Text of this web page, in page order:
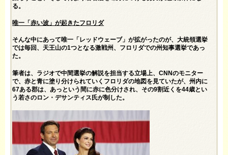
る。
唯一「赤い波」が起きたフロリダ
そんな中にあって唯一「レッドウェーブ」が拡がったのが、大統領選挙
では毎回、天王山の1つとなる激戦州、フロリダでの州知事選挙であっ
た。
筆者は、ラジオで中間選挙の解説を担当する立場上、CNNのモニター
で、赤と青に塗り分けられていくフロリダの地図を見ていたが、州内に
67ある郡は、あっという間に赤に色分けされ、その9割近くを44歳とい
う若さのロン・デサンティス氏が制した。